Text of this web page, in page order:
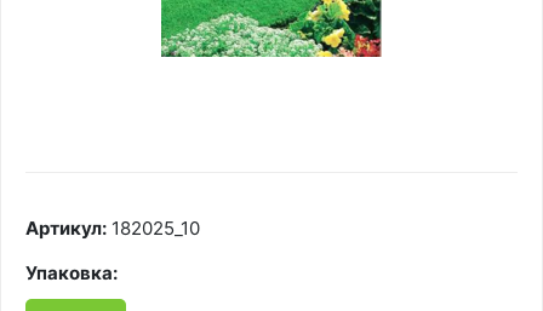
Артикул: 182025_10
Упаковка: